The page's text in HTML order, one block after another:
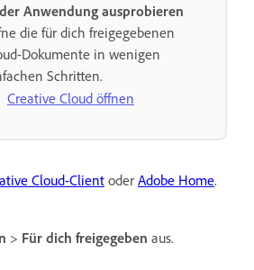
Anwendung ausprobieren
die für dich freigegebenen
Dokumente in wenigen
Schritten.
Creative Cloud öffnen
Cloud-Clientoder Adobe Home.
> Für dich freigegeben aus.